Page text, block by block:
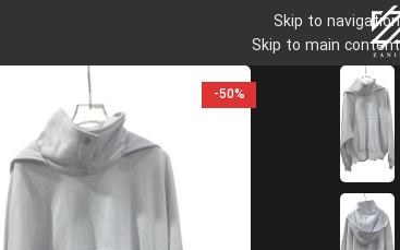
Skip to navigation
Skip to main content
-50%